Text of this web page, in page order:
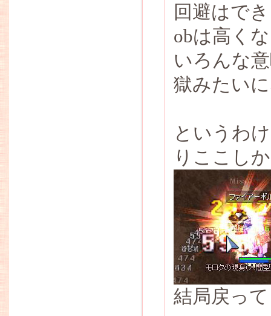
回避はで
obは高く
いろんな
獄みたい
というわ
りここし
結局戻っ